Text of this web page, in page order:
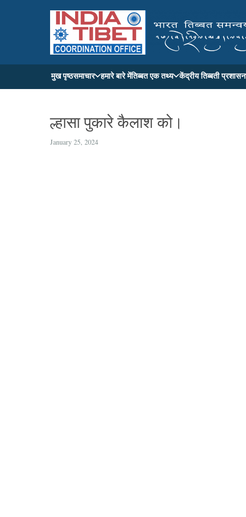
मुख पृष्ठसमाचार हमारे बारे मेंतिब्बत एक तथ्य केंद्रीय तिब्बती प्रशासन
ल्हासा पुकारे कैलाश को।
January 25, 2024